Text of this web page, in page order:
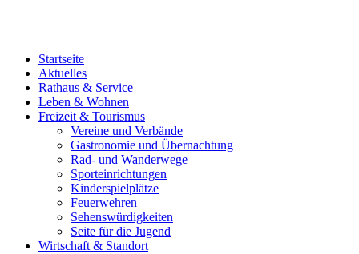
Startseite
Aktuelles
Rathaus & Service
Leben & Wohnen
Freizeit & Tourismus
Vereine und Verbände
Gastronomie und Übernachtung
Rad- und Wanderwege
Sporteinrichtungen
Kinderspielplätze
Feuerwehren
Sehenswürdigkeiten
Seite für die Jugend
Wirtschaft & Standort